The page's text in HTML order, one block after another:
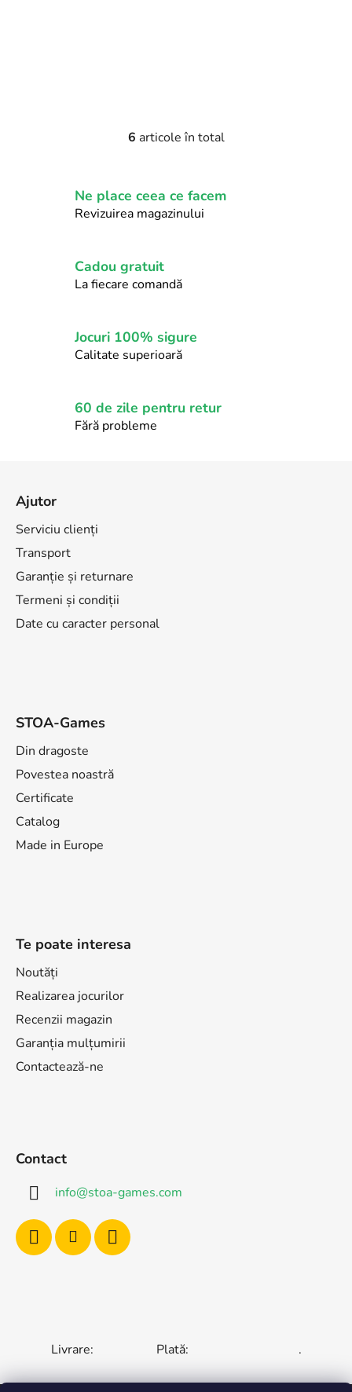
C
t
r
l
s
t
i
6 articole în total
Ne place ceea ce facem
Revizuirea magazinului
Cadou gratuit
La fiecare comandă
Jocuri 100% sigure
Calitate superioară
60 de zile pentru retur
Fără probleme
Ajutor
Serviciu clienți
Transport
Garanție și returnare
Termeni și condiții
Date cu caracter personal
STOA-Games
Din dragoste
Povestea noastră
Certificate
Catalog
Made in Europe
Te poate interesa
Noutăți
Realizarea jocurilor
Recenzii magazin
Garanția mulțumirii
Contactează-ne
Contact
info@stoa-games.com
Livrare: Plată: .